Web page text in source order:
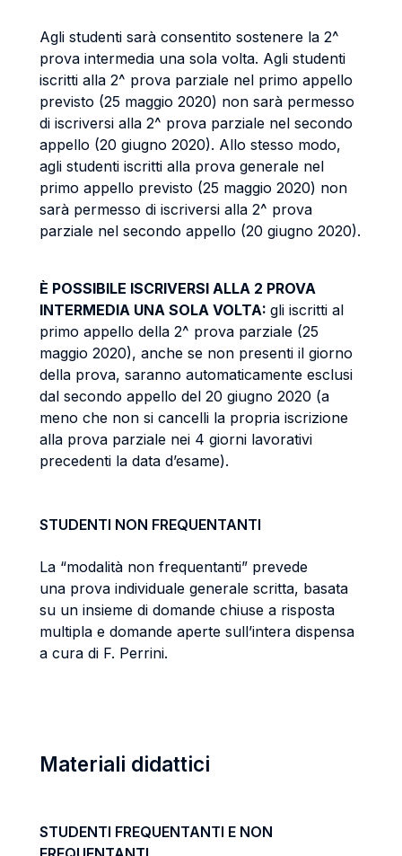
Agli studenti sarà consentito sostenere la 2^
prova intermedia una sola volta. Agli studenti
iscritti alla 2^ prova parziale nel primo appello
previsto (25 maggio 2020) non sarà permesso
di iscriversi alla 2^ prova parziale nel secondo
appello (20 giugno 2020). Allo stesso modo,
agli studenti iscritti alla prova generale nel
primo appello previsto (25 maggio 2020) non
sarà permesso di iscriversi alla 2^ prova
parziale nel secondo appello (20 giugno 2020).
È POSSIBILE ISCRIVERSI ALLA 2 PROVA
INTERMEDIA UNA SOLA VOLTA: gli iscritti al
primo appello della 2^ prova parziale (25
maggio 2020), anche se non presenti il giorno
della prova, saranno automaticamente esclusi
dal secondo appello del 20 giugno 2020 (a
meno che non si cancelli la propria iscrizione
alla prova parziale nei 4 giorni lavorativi
precedenti la data d’esame).
STUDENTI NON FREQUENTANTI
La “modalità non frequentanti” prevede
una prova individuale generale scritta, basata
su un insieme di domande chiuse a risposta
multipla e domande aperte sull’intera dispensa
a cura di F. Perrini.
Materiali didattici
STUDENTI FREQUENTANTI E NON